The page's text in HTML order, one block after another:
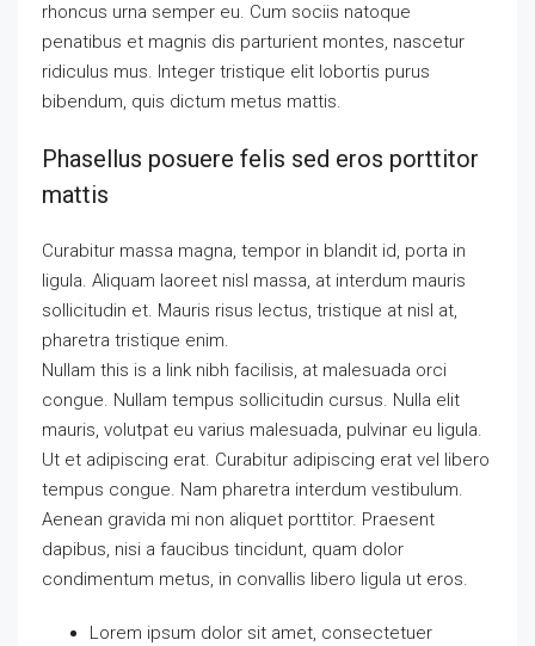
rhoncus urna semper eu. Cum sociis natoque
penatibus et magnis dis parturient montes, nascetur
ridiculus mus. Integer tristique elit lobortis purus
bibendum, quis dictum metus mattis.
Phasellus posuere felis sed eros porttitor
mattis
Curabitur massa magna, tempor in blandit id, porta in
ligula. Aliquam laoreet nisl massa, at interdum mauris
sollicitudin et. Mauris risus lectus, tristique at nisl at,
pharetra tristique enim.
Nullam this is a link nibh facilisis, at malesuada orci
congue. Nullam tempus sollicitudin cursus. Nulla elit
mauris, volutpat eu varius malesuada, pulvinar eu ligula.
Ut et adipiscing erat. Curabitur adipiscing erat vel libero
tempus congue. Nam pharetra interdum vestibulum.
Aenean gravida mi non aliquet porttitor. Praesent
dapibus, nisi a faucibus tincidunt, quam dolor
condimentum metus, in convallis libero ligula ut eros.
Lorem ipsum dolor sit amet, consectetuer